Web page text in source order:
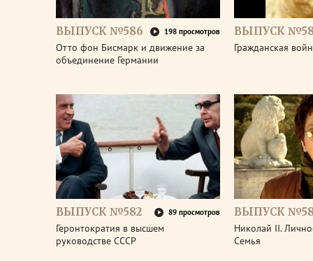
ВЫПУСК №586 198 просмотров
Отто фон Бисмарк и движение за
объединение Германии
ВЫПУСК
Гражданская
ВЫПУСК №582 89 просмотров
Геронтократия в высшем
руководстве СССР
ВЫПУСК
Николай II.
Семья